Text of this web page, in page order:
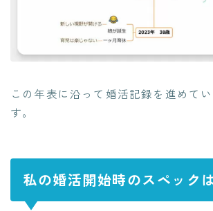
この年表に沿って婚活記録を進めて
す。
私の婚活開始時のスペック